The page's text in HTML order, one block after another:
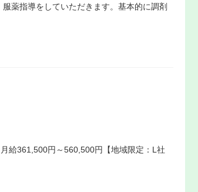
薬指導をしていただきます。基本的に調剤
給361,500円～560,500円【地域限定：L社